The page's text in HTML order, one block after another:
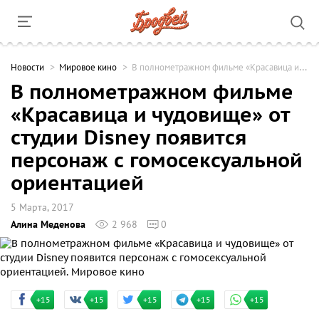
Новости Мировое кино В полнометражном фильме «Красавица и чудовище» от студии Disney появится персонаж с гомосексуальной ориентацией
В полнометражном фильме
«Красавица и чудовище» от
студии Disney появится
персонаж с гомосексуальной
ориентацией
5 Марта, 2017
Алина Меденова
2 968 0
+15 +15 +15 +15 +15